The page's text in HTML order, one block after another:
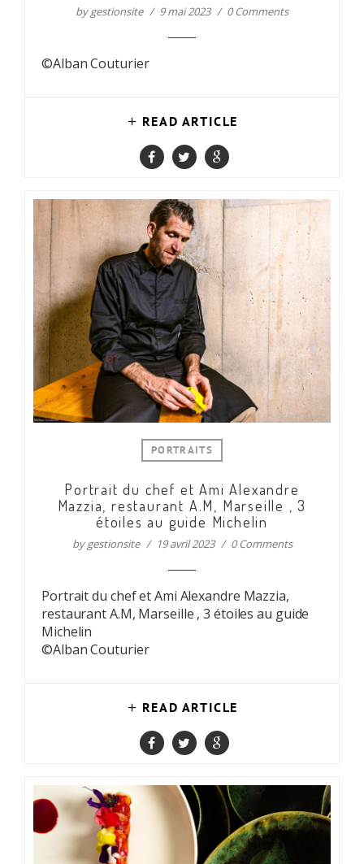
bygestionsite 9 mai 2023 0 Comments
©Alban Couturier
READ ARTICLE
PORTRAITS
Portrait du chef et Ami Alexandre
Mazzia, restaurant A.M, Marseille , 3
étoiles au guide Michelin
bygestionsite 19 avril 2023 0 Comments
Portrait du chef et Ami Alexandre Mazzia,
restaurant A.M, Marseille , 3 étoiles au guide
Michelin
©Alban Couturier
READ ARTICLE